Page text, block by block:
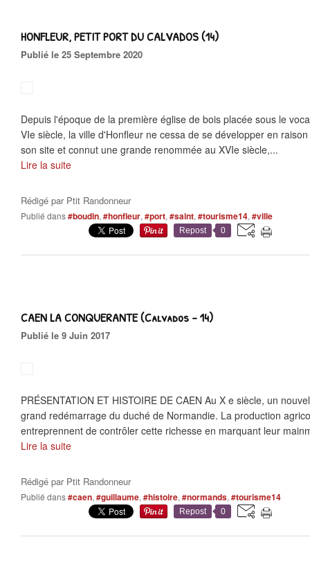
HONFLEUR, PETIT PORT DU CALVADOS (14)
Publié le 25 Septembre 2020
Depuis l'époque de la première église de bois placée sous le
VIe siècle, la ville d'Honfleur ne cessa de se développer en
son site et connut une grande renommée au XVIe siècle,...
Lire la suite
Rédigé par Ptit Randonneur
Publié dans#boudin, #honfleur, #port, #saint, #tourisme14, #ville
Repost 0
CAEN LA CONQUERANTE (Calvados - 14)
Publié le 9 Juin 2017
PRÉSENTATION ET HISTOIRE DE CAEN Au X e siècle, un
grand redémarrage du duché de Normandie. La production
entreprennent de contrôler cette richesse en marquant leur
Lire la suite
Rédigé par Ptit Randonneur
Publié dans#caen, #guillaume, #histoire, #normands, #tourisme14
Repost 0